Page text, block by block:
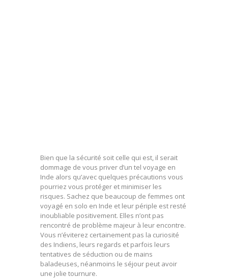
Bien que la sécurité soit celle qui est, il serait
dommage de vous priver d’un tel voyage en
Inde alors qu’avec quelques précautions vous
pourriez vous protéger et minimiser les
risques. Sachez que beaucoup de femmes ont
voyagé en solo en Inde et leur périple est resté
inoubliable positivement. Elles n’ont pas
rencontré de problème majeur à leur encontre.
Vous n’éviterez certainement pas la curiosité
des Indiens, leurs regards et parfois leurs
tentatives de séduction ou de mains
baladeuses, néanmoins le séjour peut avoir
une jolie tournure.